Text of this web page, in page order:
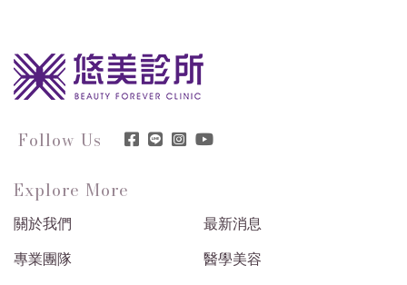
Follow Us
Explore More
關於我們 最新消息
專業團隊 醫學美容